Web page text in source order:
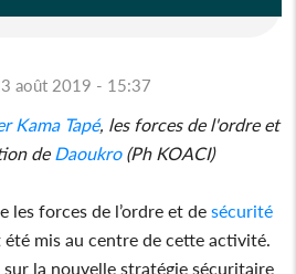
août 2019 - 15:37
Kama Tapé, les forces de l'ordre et
de Daoukro(Ph KOACI)
les forces de l’ordre et desécurité
mis au centre de cette activité.
sur la nouvelle stratégie sécuritaire